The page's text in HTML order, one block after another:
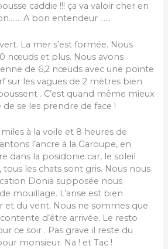
caddie !!! ça va valoir cher en
A bon entendeur ……
La mer s’est formée. Nous
nœuds et plus. Nous avons
de 6,2 nœuds avec une pointe
sur les vagues de 2 mètres bien
. C’est quand même mieux
de se les prendre de face !
à la voile et 8 heures de
l’ancre à la Garoupe, en
dans la posidonie car, le soleil
tous les chats sont gris. Nous nous
Donia supposée nous
mouillage. L’anse est bien
et du vent. Nous ne sommes que
d’être arrivée. Le resto
ce soir . Pas grave il reste du
monsieur. Na ! et Tac !